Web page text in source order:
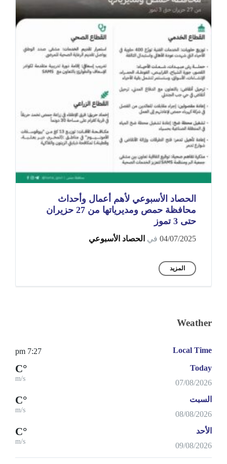
الحصاد الأسبوعي لأهم أعمال وأحداث
محافظة حمص ومديرياتها من 27 حزيران
حتى 3 تموز
04/07/2025 في الحصاد الأسبوعي
المزيد
Weather
Local Time
7:27 pm
Today
07/08/2026
°C
m/s
السبت
08/08/2026
°C
m/s
الأحد
09/08/2026
°C
m/s